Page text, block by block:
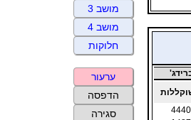
4440
מושב 3
מושב 4
חלוקות
ערעור
הדפסה
סגירה